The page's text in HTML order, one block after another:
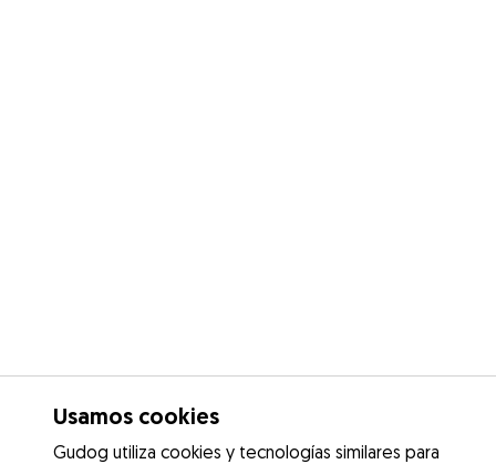
Usamos cookies
Gudog utiliza cookies y tecnologías similares para